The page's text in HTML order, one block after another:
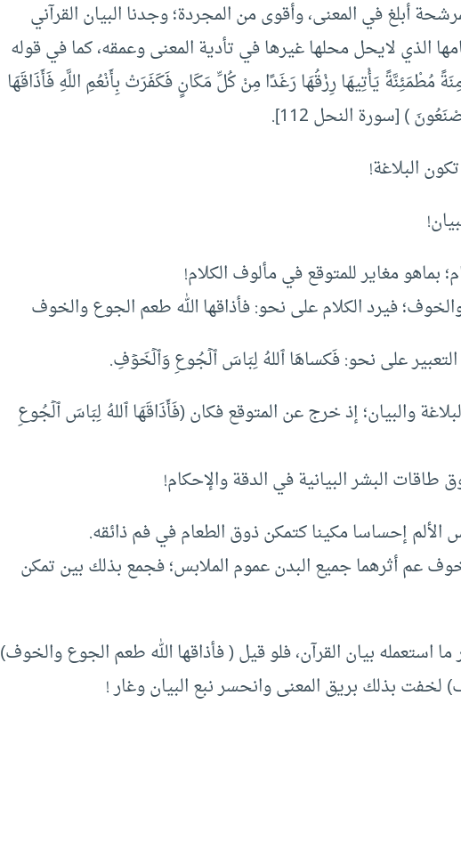
أبلغ في المعنى، وأقوى من المجردة؛ وجدنا البيان القرآني
الذي لايحل محلها غيرها في تأدية المعنى وعمقه، كما في قوله
مُطْمَئِنَّةً يَأْتِيهَا رِزْقُهَا رَغَدًا مِنْ كُلِّ مَكَانٍ فَكَفَرَتْ بِأَنْعُمِ اللَّهِ فَأَذَاقَهَا
) [سورة النحل 112].
البلاغة!
بماهو مغاير للمتوقع في مألوف الكلام!
فيرد الكلام على نحو: فأذاقها الله طعم الجوع والخوف
على نحو: فَكساهَا ٱللهُ لِبَاسَ ٱلۡجُوعِ وَٱلۡخَوۡفِ.
والبيان؛ إذ خرج عن المتوقع فكان (فَأَذَاقَهَا ٱللهُ لِبَاسَ ٱلۡجُوعِ
طاقات البشر البيانية في الدقة والإحكام!
الألم إحساسا مكينا كتمكن ذوق الطعام في فم ذائقه.
عم أثرهما جميع البدن عموم الملابس؛ فجمع بذلك بين تمكن
استعمله بيان القرآن، فلو قيل ( فأذاقها الله طعم الجوع والخوف)
لخفت بذلك بريق المعنى وانحسر نبع البيان وغار !